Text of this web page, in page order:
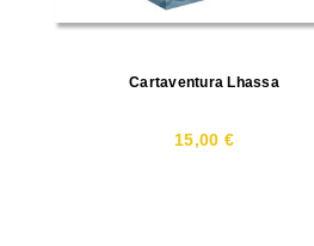
Cartaventura Lhassa
15,00 €